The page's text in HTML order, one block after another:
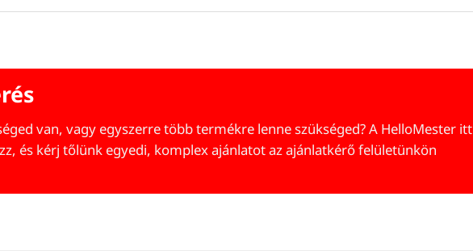
van, vagy egyszerre több termékre lenne szükséged? A HelloMester itt
és kérj tőlünk egyedi, komplex ajánlatot az ajánlatkérő felületünkön